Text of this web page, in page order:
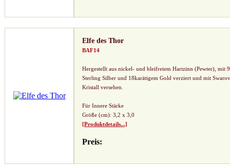
Elfe des Thor
BAF14
Hergestellt aus nickel- und bleifreiem Hartzinn (Pewter), mit
Sterling Silber und 18karätigem Gold verziert und mit
Kristall versehen.
Für Innere Stärke
Größe (cm): 3,2 x 3,0
[Produktdetails...]
Preis: